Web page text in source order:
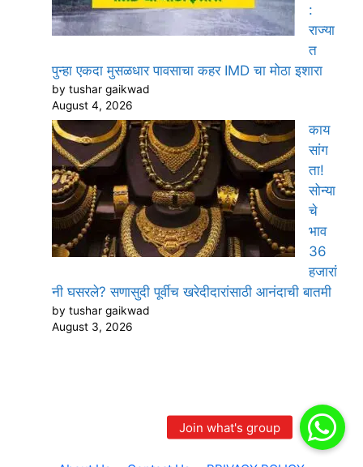
:
राज्या
त
पुन्हा एकदा मुसळधार पावसाचा कहर IMD चा मोठा इशारा
by tushar gaikwad
August 4, 2026
काय
सांग
ता!
सोन्या
चे
भाव
36
हजारां
नी घसरले? सणासुदी पूर्वीच खरेदीदारांसाठी आनंदाची बातमी
by tushar gaikwad
August 3, 2026